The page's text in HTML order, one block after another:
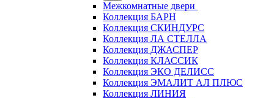
Межкомнатные двери
Коллекция БАРН
Коллекция СКИНДУРС
Коллекция ЛА СТЕЛЛА
Коллекция ДЖАСПЕР
Коллекция КЛАССИК
Коллекция ЭКО ДЕЛИСС
Коллекция ЭМАЛИТ АЛ ПЛЮС
Коллекция ЛИНИЯ